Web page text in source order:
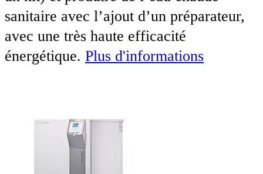
sanitaire avec l’ajout d’un préparateur,
avec une très haute efficacité
énergétique. Plus d'informations